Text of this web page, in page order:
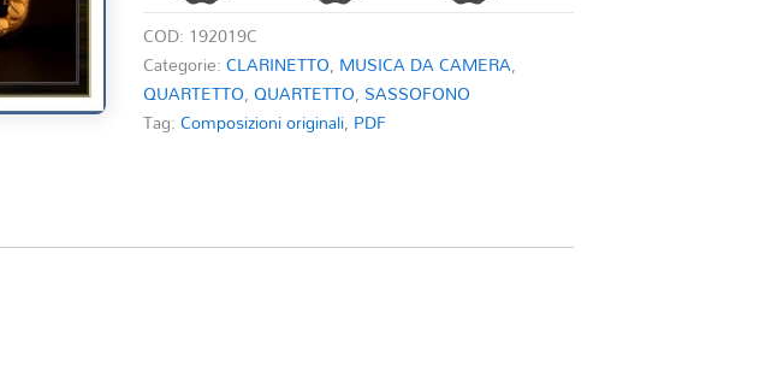
DI
SAX
quantità
COD: 192019C
Categorie:CLARINETTO, MUSICA DA CAMERA,
QUARTETTO, QUARTETTO, SASSOFONO
Tag:Composizioni originali, PDF